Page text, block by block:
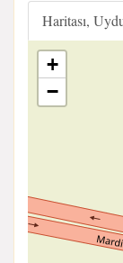
Haritası,
+
−